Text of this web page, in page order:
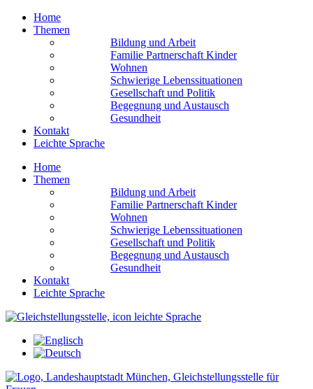
Home
Themen
Bildung und Arbeit
Familie Partnerschaft Kinder
Wohnen
Schwierige Lebens­situationen
Gesellschaft und Politik
Begegnung und Austausch
Gesundheit
Kontakt
Leichte Sprache
Home
Themen
Bildung und Arbeit
Familie Partnerschaft Kinder
Wohnen
Schwierige Lebens­situationen
Gesellschaft und Politik
Begegnung und Austausch
Gesundheit
Kontakt
Leichte Sprache